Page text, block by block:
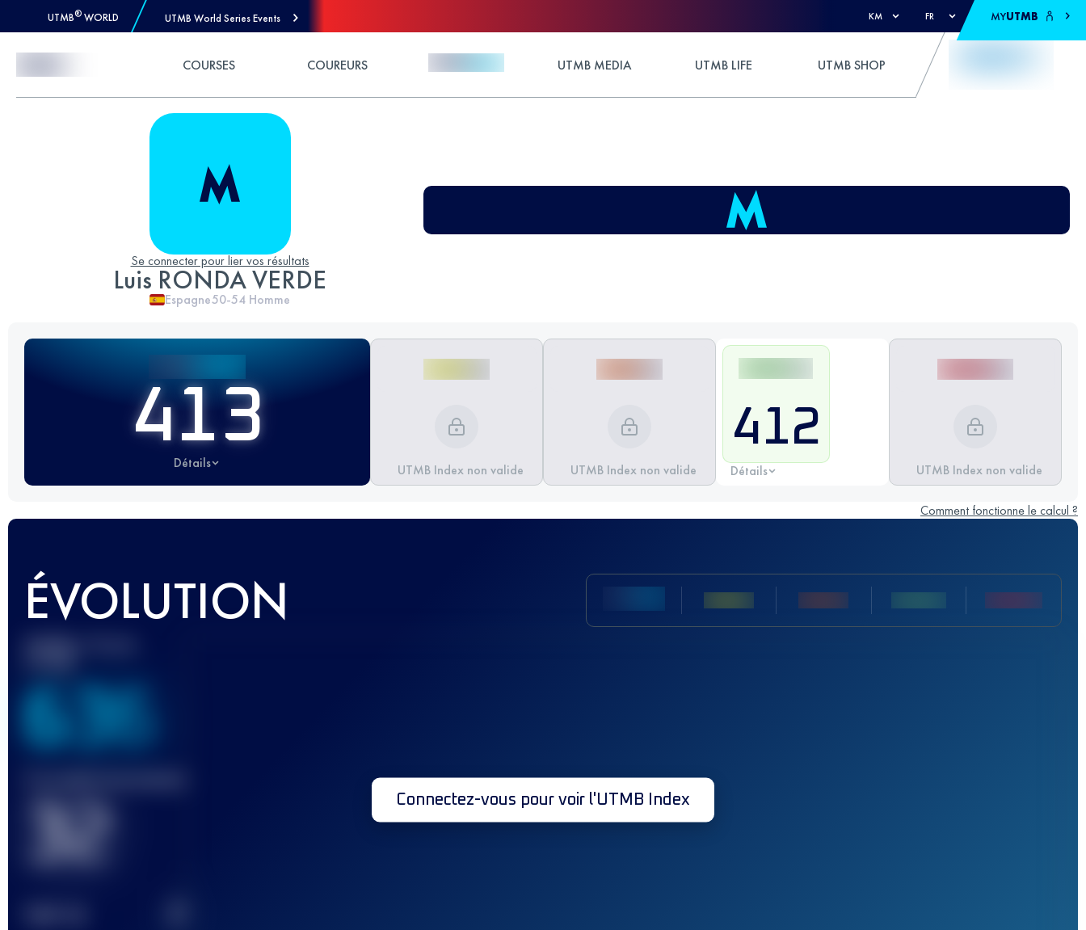
UTMB® WORLD UTMB World Series Events KM FR MYUTMB
COURSES COUREURS UTMB MEDIA UTMB LIFE UTMB SHOP
Se connecter pour lier vos résultats
Luis RONDA VERDE
Espagne50-54 Homme
413
Détails UTMB Index non valide UTMB Index non valide
412
Détails UTMB Index non valide
Comment fonctionne le calcul ?
ÉVOLUTION
Meilleur Score
636
32 Connectez-vous pour voir l'UTMB Index